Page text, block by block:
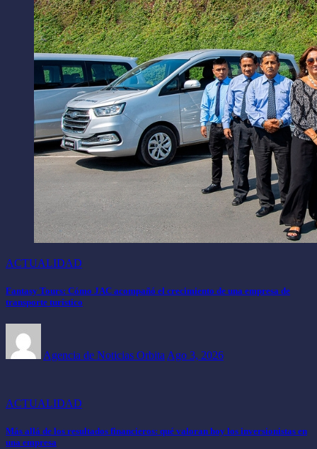
ACTUALIDAD
Fantasy Tours: Cómo JAC acompañó el crecimiento de una empresa de
transporte turístico
Agencia de Noticias Orbita Ago 3, 2026
ACTUALIDAD
Más allá de los resultados financieros: qué valoran hoy los inversionistas en
una empresa